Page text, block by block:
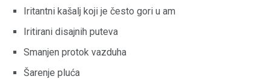
Iritantni kašalj koji je često gori u am
Iritirani disajnih puteva
Smanjen protok vazduha
Šarenje pluća